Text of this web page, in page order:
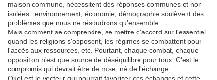
maison commune, nécessitent des réponses communes et non
isolées : environnement, économie, démographie soulèvent des
problèmes que nous ne résoudrons qu'ensemble.
Mais comment se comprendre, se mettre d'accord sur l'essentiel
quand les religions s'opposent, les régimes se combattent pour
l'accès aux ressources, etc. Pourtant, chaque combat, chaque
opposition n'est que source de déséquilibre pour tous. C'est le
compromis qui devrait être de mise, né de l'échange.
Quel est le vecteur qui pourrait favoriser ces échanges et cette